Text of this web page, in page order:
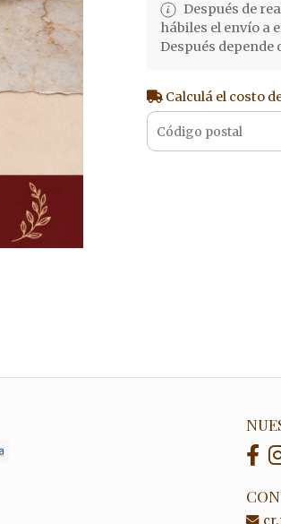
Después de
hábiles el envío a
Después depende
Calculá el costo